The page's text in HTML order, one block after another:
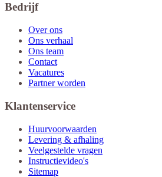
Bedrijf
Over ons
Ons verhaal
Ons team
Contact
Vacatures
Partner worden
Klantenservice
Huurvoorwaarden
Levering & afhaling
Veelgestelde vragen
Instructievideo's
Sitemap